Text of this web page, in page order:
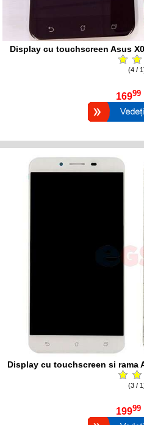
Display cu touchscreen Asus
(4 /
16999
Display cu touchscreen si rama
(3 /
19999